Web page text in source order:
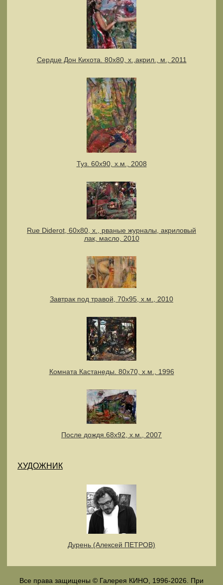
Сердце Дон Кихота. 80х80, х.,акрил., м., 2011
Туз. 60х90, х.м., 2008
Rue Diderot, 60х80, х., рваные журналы, акриловый
лак, масло, 2010
Завтрак под травой, 70х95, х.м., 2010
Комната Кастанеды. 80х70, х.м., 1996
После дождя.68х92, х.м., 2007
ХУДОЖНИК
Дурень (Алексей ПЕТРОВ)
Все права защищены © Галерея КИНО, 1996-2026. При